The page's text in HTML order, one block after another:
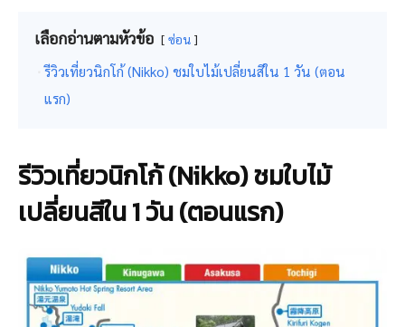
เลือกอ่านตามหัวข้อ ซ่อน
รีวิวเที่ยวนิกโก้ (Nikko) ชมใบไม้เปลี่ยนสีใน 1 วัน (ตอน
แรก)
รีวิวเที่ยวนิกโก้ (Nikko) ชมใบไม้
เปลี่ยนสีใน 1 วัน (ตอนแรก)